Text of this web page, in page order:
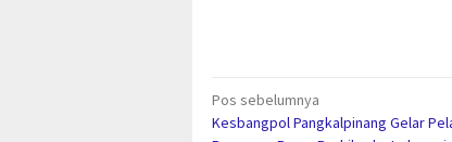
Navigasi
pos
Pos sebelumnya
Kesbangpol Pangkalpinang Gelar